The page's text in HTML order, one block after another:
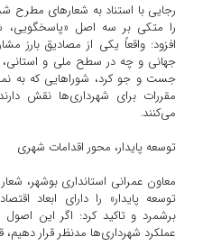
رجایی با استناد به شعارهای
را متکی بر سه اصل
افزود: واقعاً یکی از مصادیق بارز
جهانی و چه در سطح ملی و استانی،
جست و جو کرد، شوراهایی که به
مقررات برای شهرداری‌ها نقش
می‌کنند.
توسعه پایدار، محور اقدامات شهری
معاون عمرانی استانداری بوشهر،
توسعه پایدار» را دارای ابعاد
برشمرد و تاکید کرد: اگر این
عملکرد شهرداری‌ها مدنظر قرار